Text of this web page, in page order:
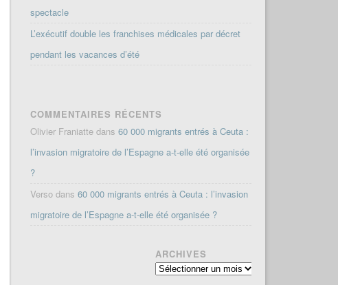
spectacle
L’exécutif double les franchises médicales par décret
pendant les vacances d’été
COMMENTAIRES RÉCENTS
Olivier Franiatte dans60 000 migrants entrés à Ceuta :
l’invasion migratoire de l’Espagne a-t-elle été organisée
?
Verso dans60 000 migrants entrés à Ceuta : l’invasion
migratoire de l’Espagne a-t-elle été organisée ?
ARCHIVES
Archives